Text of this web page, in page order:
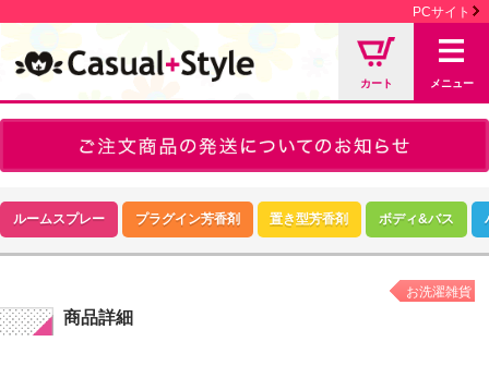
PCサイト
カート メニュー
ルームスプレー プラグイン芳香剤 置き型芳香剤 ボディ&バス
商品詳細
お洗濯雑貨